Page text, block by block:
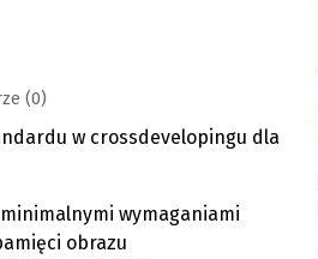
(0)
w crossdevelopingu dla
wymaganiami
obrazu